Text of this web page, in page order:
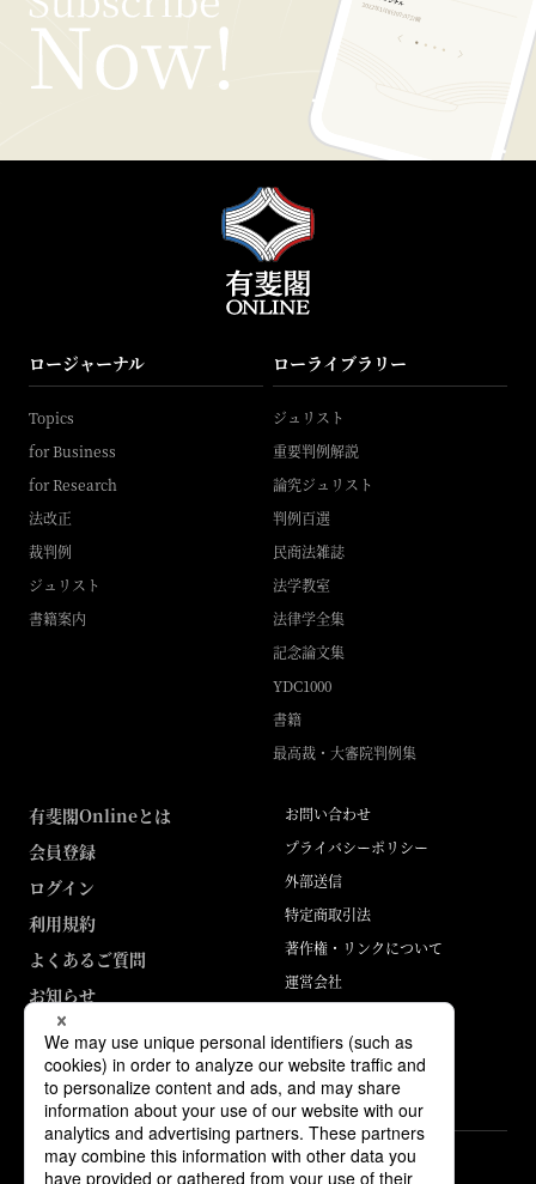
ロージャーナル
Topics
for Business
for Research
法改正
裁判例
ジュリスト
書籍案内
ローライブラリー
ジュリスト
重要判例解説
論究ジュリスト
判例百選
民商法雑誌
法学教室
法律学全集
記念論文集
YDC1000
書籍
最高裁・大審院判例集
有斐閣Onlineとは
会員登録
ログイン
利用規約
よくあるご質問
お知らせ
お問い合わせ
プライバシーポリシー
外部送信
特定商取引法
著作権・リンクについて
運営会社